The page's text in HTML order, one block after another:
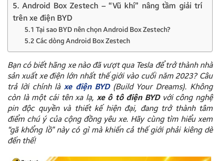
5. Android Box Zestech – “Vũ khí” nâng tầm giải trí
trên xe điện BYD
5.1 Tại sao BYD nên chọn Android Box Zestech?
5.2 Các dòng Android Box Zestech
Bạn có biết hãng xe nào đã vượt qua Tesla để trở thành nhà
sản xuất xe điện lớn nhất thế giới vào cuối năm 2023? Câu
trả lời chính là xe điện BYD(Build Your Dreams). Không
còn là một cái tên xa lạ, xe ô tô điện BYDvới công nghệ
pin độc quyền và thiết kế hiện đại, đang trở thành tâm
điểm chú ý của cộng đồng yêu xe. Hãy cùng tìm hiểu xem
“gã khổng lồ” này có gì mà khiến cả thế giới phải kiêng dè
đến thế!